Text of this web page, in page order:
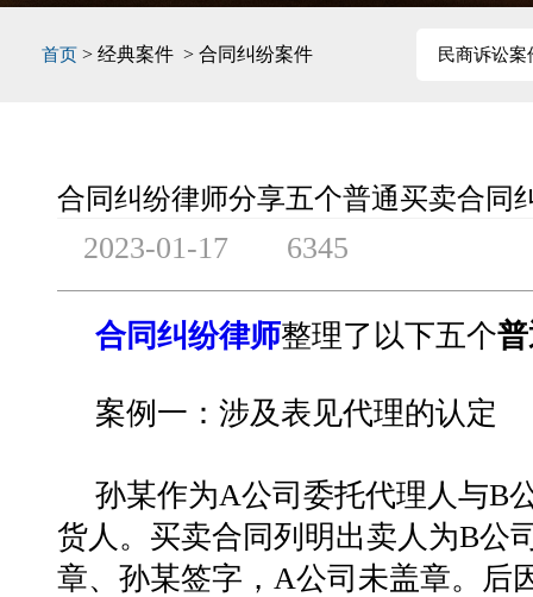
首页 > 经典案件 > 合同纠纷案件 民商诉讼案
合同纠纷律师分享五个普通买卖合同
2023-01-17 6345
合同纠纷律师整理了以下五个
案例一：涉及表见代理的认定
孙某作为A公司委托代理人与B
货人。买卖合同列明出卖人为B公
章、孙某签字，A公司未盖章。后